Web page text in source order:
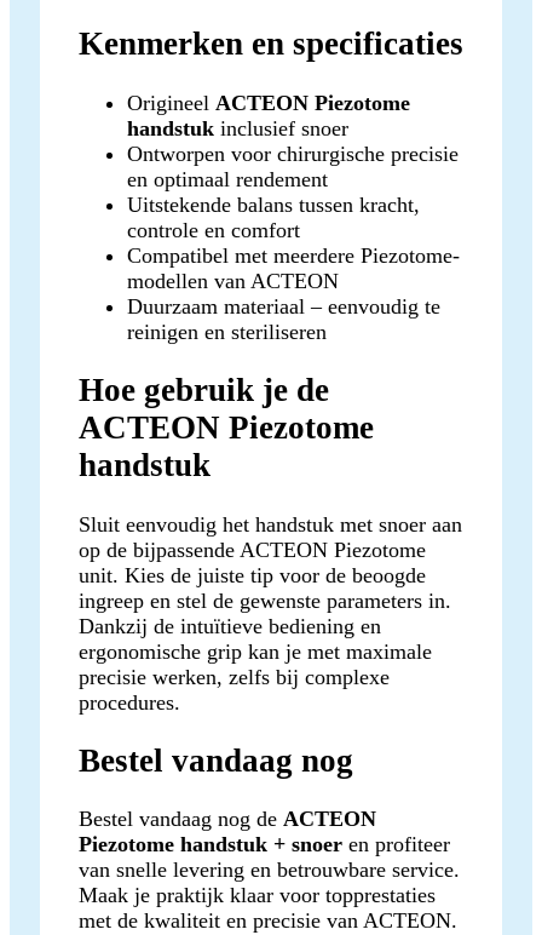
Kenmerken en specificaties
Origineel ACTEON Piezotome
handstuk inclusief snoer
Ontworpen voor chirurgische precisie
en optimaal rendement
Uitstekende balans tussen kracht,
controle en comfort
Compatibel met meerdere Piezotome-
modellen van ACTEON
Duurzaam materiaal – eenvoudig te
reinigen en steriliseren
Hoe gebruik je de
ACTEON Piezotome
handstuk
Sluit eenvoudig het handstuk met snoer aan
op de bijpassende ACTEON Piezotome
unit. Kies de juiste tip voor de beoogde
ingreep en stel de gewenste parameters in.
Dankzij de intuïtieve bediening en
ergonomische grip kan je met maximale
precisie werken, zelfs bij complexe
procedures.
Bestel vandaag nog
Bestel vandaag nog de ACTEON
Piezotome handstuk + snoer en profiteer
van snelle levering en betrouwbare service.
Maak je praktijk klaar voor topprestaties
met de kwaliteit en precisie van ACTEON.